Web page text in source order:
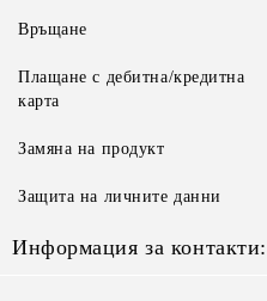
Връщане
Плащане с дебитна/кредитна
карта
Замяна на продукт
Защита на личните данни
Информация за контакти: